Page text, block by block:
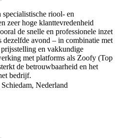
riool- en
zeer hoge klanttevredenheid
de snelle en professionele inzet
avond – in combinatie met
en vakkundige
met platforms als Zoofy (Top
de betrouwbaarheid en het
bedrijf.
Nederland